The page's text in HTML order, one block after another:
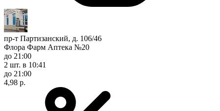
пр-т Партизанский, д. 106/46
Флора Фарм Аптека №20
до 21:00
2 шт. в 10:41
до 21:00
4,98 р.